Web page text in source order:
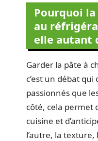
Pourquoi
au
elle autant
Garder la pâte à
c’est un débat
passionnés que
côté, cela permet
cuisine et
l’autre, la